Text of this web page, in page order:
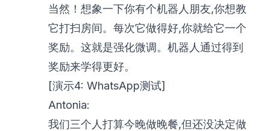
当然！想象一下你有个机器人朋友,你想教
它打扫房间。每次它做得好,你就给它一个
奖励。这就是强化微调。机器人通过得到
奖励来学得更好。
[演示4: WhatsApp测试]
Antonia:
我们三个人打算今晚做晚餐,但还没决定做